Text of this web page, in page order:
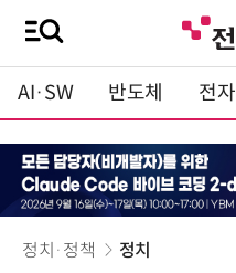
AI·SW 반도체 전자
정치·정책 정치